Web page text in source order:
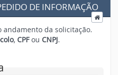
DE INFORMAÇÃO
da solicitação.
, CPFou CNPJ.